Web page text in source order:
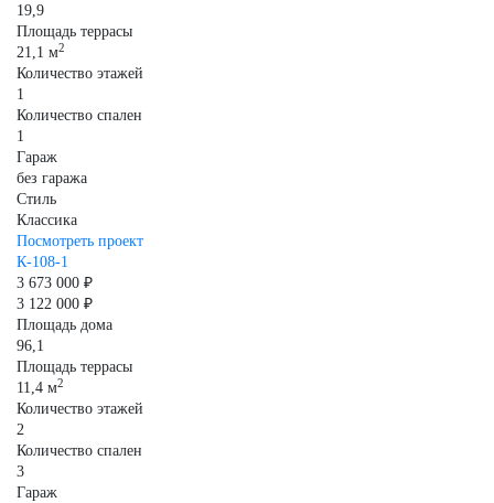
19,9
Площадь террасы
21,1 м2
Количество этажей
1
Количество спален
1
Гараж
без гаража
Стиль
Классика
Посмотреть проект
К-108-1
3 673 000 ₽
3 122 000 ₽
Площадь дома
96,1
Площадь террасы
11,4 м2
Количество этажей
2
Количество спален
3
Гараж